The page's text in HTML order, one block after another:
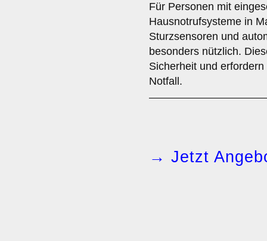
Für Personen mit
Hausnotrufsysteme in
Sturzsensoren und
besonders nützlich.
Sicherheit und
Notfall.
→ Jetzt